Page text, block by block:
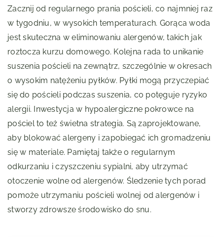
Zacznij od regularnego prania pościeli, co najmniej raz
w tygodniu, w wysokich temperaturach. Gorąca woda
jest skuteczna w eliminowaniu alergenów, takich jak
roztocza kurzu domowego. Kolejna rada to unikanie
suszenia pościeli na zewnątrz, szczególnie w okresach
o wysokim natężeniu pyłków. Pyłki mogą przyczepiać
się do pościeli podczas suszenia, co potęguje ryzyko
alergii. Inwestycja w hypoalergiczne pokrowce na
pościel to też świetna strategia. Są zaprojektowane,
aby blokować alergeny i zapobiegać ich gromadzeniu
się w materiale. Pamiętaj także o regularnym
odkurzaniu i czyszczeniu sypialni, aby utrzymać
otoczenie wolne od alergenów. Śledzenie tych porad
pomoże utrzymaniu pościeli wolnej od alergenów i
stworzy zdrowsze środowisko do snu.